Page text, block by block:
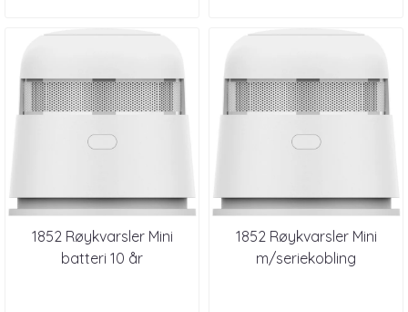
1852 Røykvarsler Mini
batteri 10 år
1852 Røykvarsler Mini
m/seriekobling